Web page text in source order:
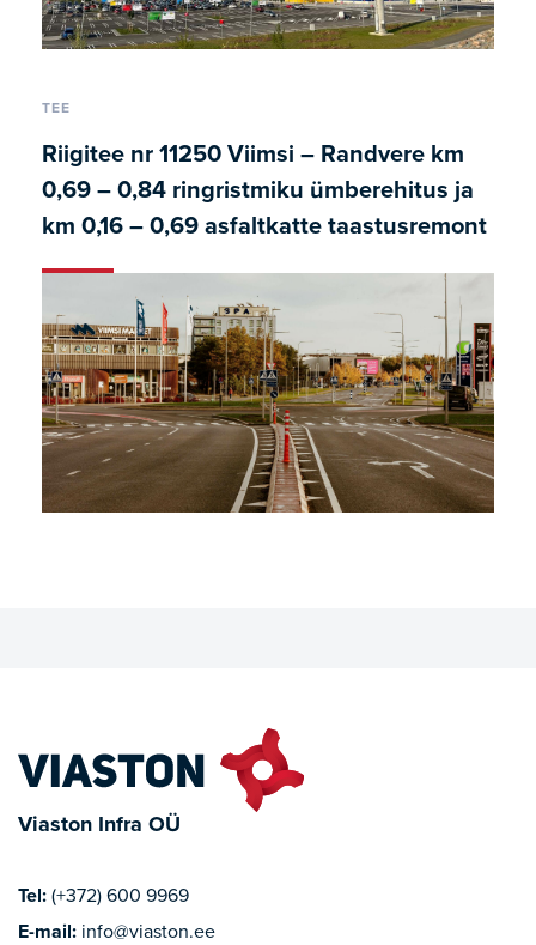
TEE
Riigitee nr 11250 Viimsi – Randvere km
0,69 – 0,84 ringristmiku ümberehitus ja
km 0,16 – 0,69 asfaltkatte taastusremont
Viaston Infra OÜ
Tel: (+372) 600 9969
E-mail: info@viaston.ee